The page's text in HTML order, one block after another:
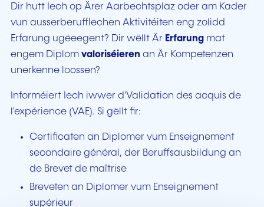
Dir hutt Iech op Ärer Aarbechtsplaz oder am Kader
vun ausserberufflechen Aktivitéiten eng zolidd
Erfarung ugëeegent? Dir wëllt Är Erfarung mat
engem Diplom valoriséieren an Är Kompetenzen
unerkenne loossen?
Informéiert Iech iwwer d'Validation des acquis de
l'expérience (VAE). Si gëllt fir:
Certificaten an Diplomer vum Enseignement
secondaire général, der Beruffsausbildung an
de Brevet de maîtrise
Breveten an Diplomer vum Enseignement
supérieur